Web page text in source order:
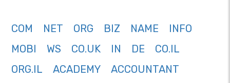
COM NET ORG BIZ NAME
INFO
MOBI
WS CO.UK IN DE
CO.IL
ORG.IL
ACADEMY
ACCOUNTANT